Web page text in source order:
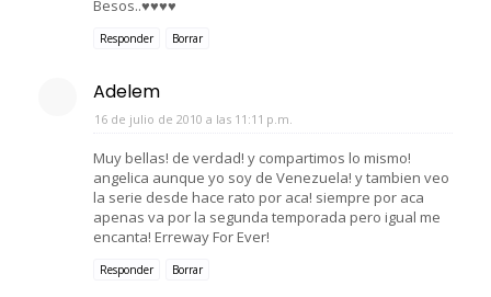
Besos..♥♥♥♥
Responder Borrar
Adelem
16 de julio de 2010 a las 11:11 p.m.
Muy bellas! de verdad! y compartimos lo mismo!
angelica aunque yo soy de Venezuela! y tambien veo
la serie desde hace rato por aca! siempre por aca
apenas va por la segunda temporada pero igual me
encanta! Erreway For Ever!
Responder Borrar